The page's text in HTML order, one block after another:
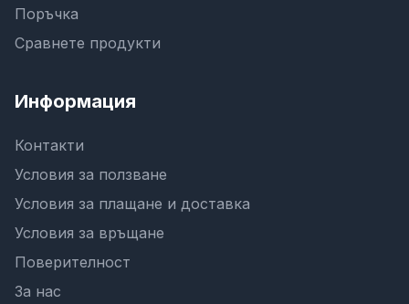
Поръчка
Сравнете продукти
Информация
Контакти
Условия за ползване
Условия за плащане и доставка
Условия за връщане
Поверителност
За нас